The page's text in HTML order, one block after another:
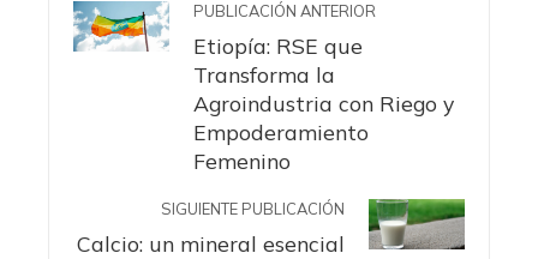
PUBLICACIÓN ANTERIOR
Etiopía: RSE que
Transforma la
Agroindustria con Riego y
Empoderamiento
Femenino
SIGUIENTE PUBLICACIÓN
Calcio: un mineral esencial